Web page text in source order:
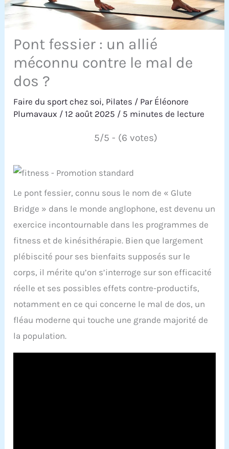
Pont fessier : un allié
méconnu contre le mal de
dos ?
Faire du sport chez soi, Pilates / Par Éléonore
Plumavaux /12 août 2025 / 5 minutes de lecture
5/5 - (6 votes)
Le pont fessier, connu sous le nom de « Glute
Bridge » dans le monde anglophone, est devenu un
exercice incontournable dans les programmes de
fitness et de kinésithérapie. Bien que largement
plébiscité pour ses bienfaits supposés sur le
corps, il mérite qu’on s’interroge sur son efficacité
réelle et ses possibles effets contre-productifs,
notamment en ce qui concerne le mal de dos, un
fléau moderne qui touche une grande majorité de
la population.